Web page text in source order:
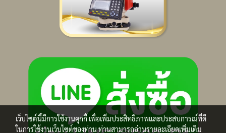
เว็บไซต์นี้มีการใช้งานคุกกี้ เพื่อเพิ่มประสิทธิภาพและประสบการณ์ที่ดี
ในการใช้งานเว็บไซต์ของท่าน ท่านสามารถอ่านรายละเอียดเพิ่มเติม